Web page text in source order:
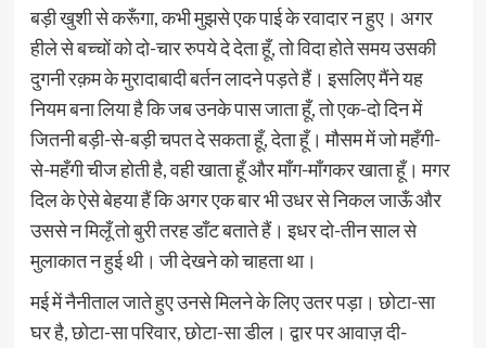
बड़ी खुशी से करूँगा, कभी मुझसे एक पाई के रवादार न हुए। अगर
हीले से बच्चों को दो-चार रुपये दे देता हूँ, तो विदा होते समय उसकी
दुगनी रक़म के मुरादाबादी बर्तन लादने पड़ते हैं। इसलिए मैंने यह
नियम बना लिया है कि जब उनके पास जाता हूँ, तो एक-दो दिन में
जितनी बड़ी-से-बड़ी चपत दे सकता हूँ, देता हूँ। मौसम में जो महँगी-
से-महँगी चीज होती है, वही खाता हूँ और माँग-माँगकर खाता हूँ। मगर
दिल के ऐसे बेहया हैं कि अगर एक बार भी उधर से निकल जाऊँ और
उससे न मिलूँ तो बुरी तरह डाँट बताते हैं। इधर दो-तीन साल से
मुलाकात न हुई थी। जी देखने को चाहता था।
मई में नैनीताल जाते हुए उनसे मिलने के लिए उतर पड़ा। छोटा-सा
घर है, छोटा-सा परिवार, छोटा-सा डील। द्वार पर आवाज़ दी-